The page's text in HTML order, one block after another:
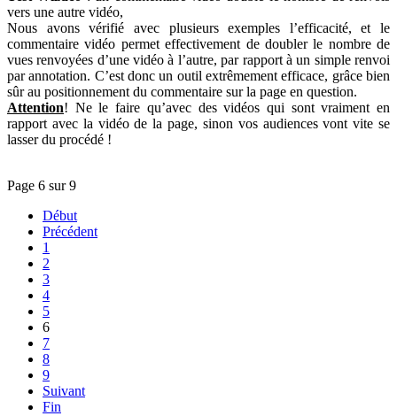
vers une autre vidéo,
Nous avons vérifié avec plusieurs exemples l’efficacité, et le
commentaire vidéo permet effectivement de doubler le nombre de
vues renvoyées d’une vidéo à l’autre, par rapport à un simple renvoi
par annotation. C’est donc un outil extrêmement efficace, grâce bien
sûr au positionnement du commentaire sur la page en question.
Attention! Ne le faire qu’avec des vidéos qui sont vraiment en
rapport avec la vidéo de la page, sinon vos audiences vont vite se
lasser du procédé !
Page 6 sur 9
Début
Précédent
1
2
3
4
5
6
7
8
9
Suivant
Fin